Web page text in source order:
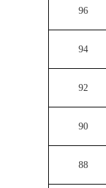
96
94
92
90
88